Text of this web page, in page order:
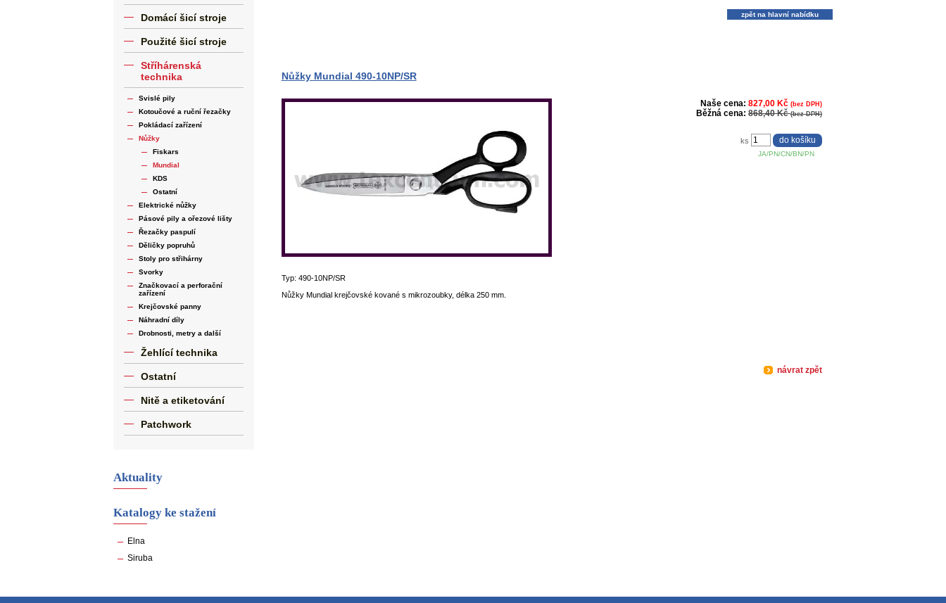
Domácí šicí stroje
Použité šicí stroje
Stříhárenská
technika
Svislé pily
Kotoučové a ruční řezačky
Pokládací zařízení
Nůžky
Fiskars
Mundial
KDS
Ostatní
Elektrické nůžky
Pásové pily a ořezové lišty
Řezačky paspulí
Děličky popruhů
Stoly pro střihárny
Svorky
Značkovací a perforační
zařízení
Krejčovské panny
Náhradní díly
Drobnosti, metry a další
Žehlící technika
Ostatní
Nitě a etiketování
Patchwork
Aktuality
Katalogy ke stažení
Elna
Siruba
zpět na hlavní nabídku
Nůžky Mundial 490-10NP/SR
Naše cena: 827,00 Kč (bez DPH)
Běžná cena: 868,40 Kč(bez DPH)
JA/PN/CN/BN/PN
ks
Typ: 490-10NP/SR
Nůžky Mundial krejčovské kované s mikrozoubky, délka 250 mm.
návrat zpět